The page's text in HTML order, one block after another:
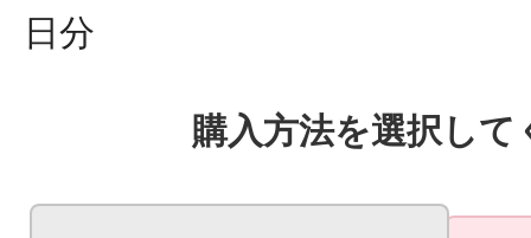
ボディケア
日分
購入方法を選択して